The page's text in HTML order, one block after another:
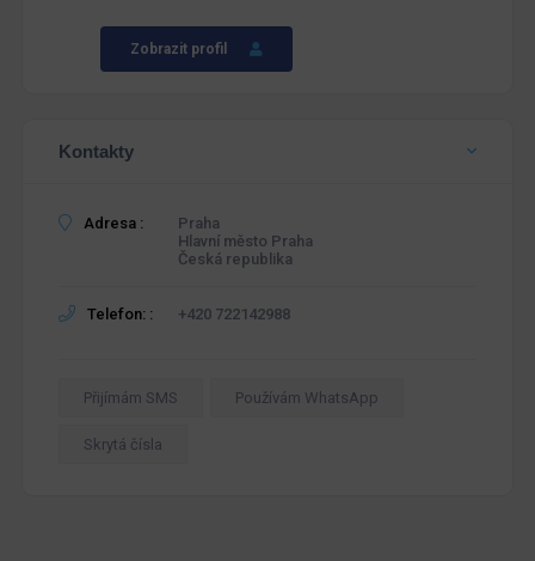
Zobrazit profil
Kontakty
Adresa :
Praha
Hlavní město Praha
Česká republika
Telefon: : +420 722142988
Přijímám SMS Používám WhatsApp
Skrytá čísla